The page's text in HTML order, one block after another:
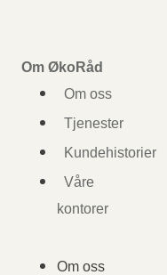
Om ØkoRåd
Om oss
Tjenester
Kundehistorier
Våre
kontorer
Om oss